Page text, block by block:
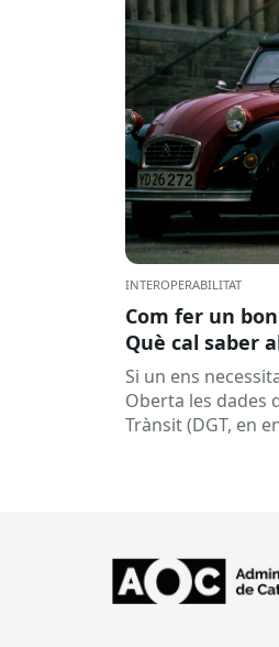
INTEROPERABILITAT
Com fer un
Què cal saber
dades de la
sancionadors
Si un ens
Oberta les dades
Trànsit (DGT, en